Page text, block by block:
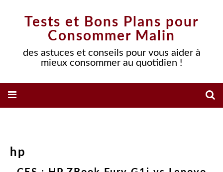
Tests et Bons Plans pour
Consommer Malin
des astuces et conseils pour vous aider à
mieux consommer au quotidien !
hp